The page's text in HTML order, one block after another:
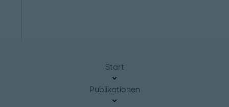
Start
Publikationen